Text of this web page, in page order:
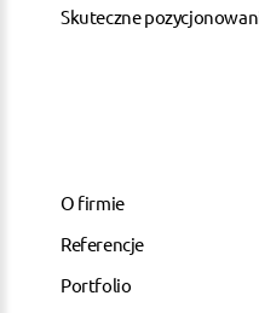
Skuteczne
O firmie
Referencje
Portfolio